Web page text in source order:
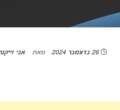
26 בדצמבר 2024 מאת אבי זייקנר